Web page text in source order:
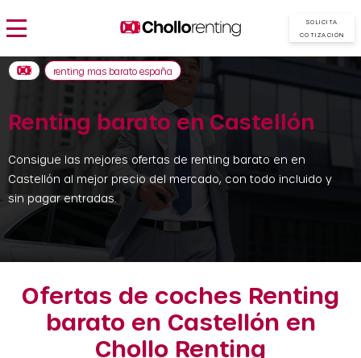
SOLICITA
COTIZACIÓN
Renting barato en Castellón
Consigue las mejores ofertas de renting barato en en
Castellón al mejor precio del mercado, con todo incluido y
sin pagar entradas.
renting mas barato españa
Ofertas de coches Renting
barato en Castellón en
Chollo Renting